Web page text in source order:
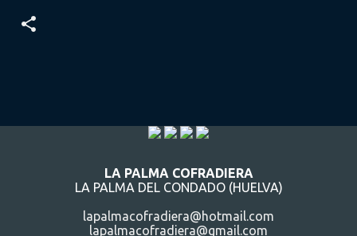
LA PALMA COFRADIERA
LA PALMA DEL CONDADO (HUELVA)
lapalmacofradiera@hotmail.com
lapalmacofradiera@gmail.com